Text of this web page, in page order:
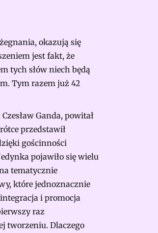
okazują się
jest fakt, że
tych słów niech będą
Tym razem już 42
Ganda, powitał
przedstawił
gościnności
pojawiło się wielu
tematycznie
które jednoznacznie
i promocja
raz
tworzeniu. Dlaczego